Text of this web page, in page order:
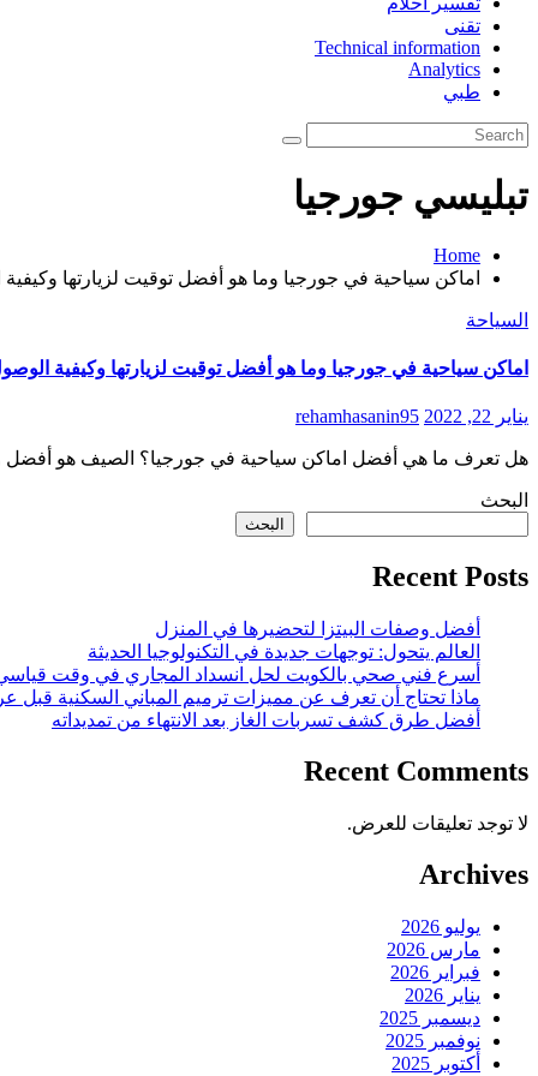
تقنى
Technical information
Analytics
طبي
تبليسي جورجيا
Home
اماكن سياحية في جورجيا وما هو أفضل توقيت لزيارتها وكيفية
السياحة
اماكن سياحية في جورجيا وما هو أفضل توقيت لزيارتها وكيفية
يناير 22, 2022 rehamhasanin95
هل تعرف ما هي أفضل اماكن سياحية في جورجيا؟ الصيف هو أفضل
البحث
البحث
Recent Posts
أفضل وصفات البيتزا لتحضيرها في المنزل
العالم يتحول: توجهات جديدة في التكنولوجيا الحديثة
أسرع فني صحي بالكويت لحل انسداد المجاري في وقت
ماذا تحتاج أن تعرف عن مميزات ترميم المباني السكنية قبل
أفضل طرق كشف تسربات الغاز بعد الانتهاء من تمديداته
Recent Comments
لا توجد تعليقات للعرض.
Archives
يوليو 2026
مارس 2026
فبراير 2026
يناير 2026
ديسمبر 2025
نوفمبر 2025
أكتوبر 2025